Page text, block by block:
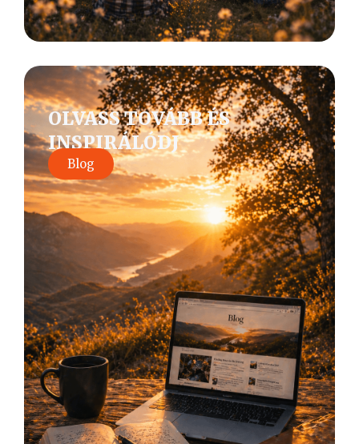
OLVASS TOVÁBB ÉS
INSPIRÁLÓDJ
Blog